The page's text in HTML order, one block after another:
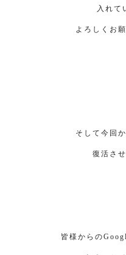
入れて
よろしくお
そして今回
復活さ
皆様からの